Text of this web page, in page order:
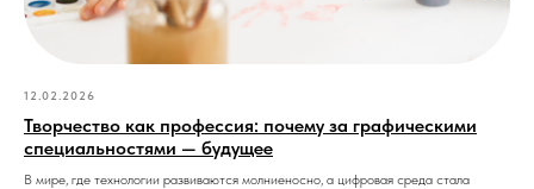
12.02.2026
Творчество как профессия: почему за графическими
специальностями — будущее
В мире, где технологии развиваются молниеносно, а цифровая среда стала